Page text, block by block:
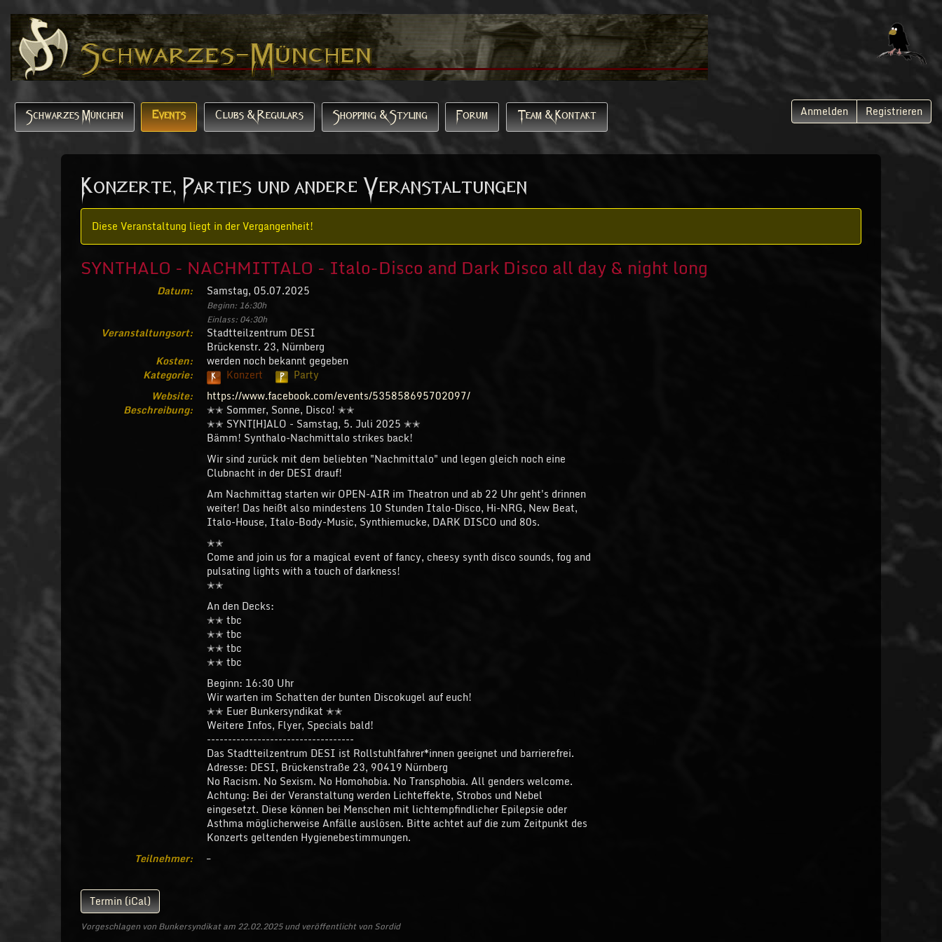
Schwarzes München Events Clubs & Regulars Shopping & Styling Forum Team & Kontakt Anmelden Registrieren
Konzerte, Parties und andere Veranstaltungen
Diese Veranstaltung liegt in der Vergangenheit!
SYNTHALO - NACHMITTALO - Italo-Disco and Dark Disco all day & night long
Datum: Samstag, 05.07.2025
Beginn: 16:30h
Einlass: 04:30h
Veranstaltungsort:
Stadtteilzentrum DESI
Brückenstr. 23, Nürnberg
Kosten:
werden noch bekannt gegeben
Kategorie:
K Konzert P
Party
Website:
https://www.facebook.com/events/535858695702097/
Beschreibung:
✭✭ Sommer, Sonne, Disco! ✭✭
✭✭ SYNT[H]ALO - Samstag, 5. Juli 2025 ✭✭
Bämm! Synthalo-Nachmittalo strikes back!
Wir sind zurück mit dem beliebten "Nachmittalo" und legen gleich noch eine
Clubnacht in der DESI drauf!
Am Nachmittag starten wir OPEN-AIR im Theatron und ab 22 Uhr geht's drinnen
weiter! Das heißt also mindestens 10 Stunden Italo-Disco, Hi-NRG, New Beat,
Italo-House, Italo-Body-Music, Synthiemucke, DARK DISCO und 80s.
✭✭
Come and join us for a magical event of fancy, cheesy synth disco sounds, fog and
pulsating lights with a touch of darkness!
✭✭
An den Decks:
✭✭ tbc
✭✭ tbc
✭✭ tbc
✭✭ tbc
Beginn: 16:30 Uhr
Wir warten im Schatten der bunten Discokugel auf euch!
✭✭ Euer Bunkersyndikat ✭✭
Weitere Infos, Flyer, Specials bald!
-----------------------------------
Das Stadtteilzentrum DESI ist Rollstuhlfahrer*innen geeignet und barrierefrei.
Adresse: DESI, Brückenstraße 23, 90419 Nürnberg
No Racism. No Sexism. No Homohobia. No Transphobia. All genders welcome.
Achtung: Bei der Veranstaltung werden Lichteffekte, Strobos und Nebel
eingesetzt. Diese können bei Menschen mit lichtempfindlicher Epilepsie oder
Asthma möglicherweise Anfälle auslösen. Bitte achtet auf die zum Zeitpunkt des
Konzerts geltenden Hygienebestimmungen.
Teilnehmer:
–
Termin (iCal)
Vorgeschlagen von Bunkersyndikat am 22.02.2025 und veröffentlicht von Sordid